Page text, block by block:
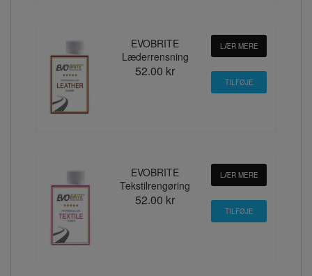
EVOBRITE
Læderrensning
52.00 kr
LÆR MERE
EVOBRITE
Tekstilrengøring
52.00 kr
LÆR MERE